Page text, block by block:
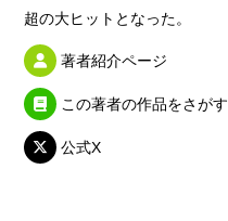
超の大ヒットとなった。
著者紹介ページ
この著者の作品をさがす
公式X